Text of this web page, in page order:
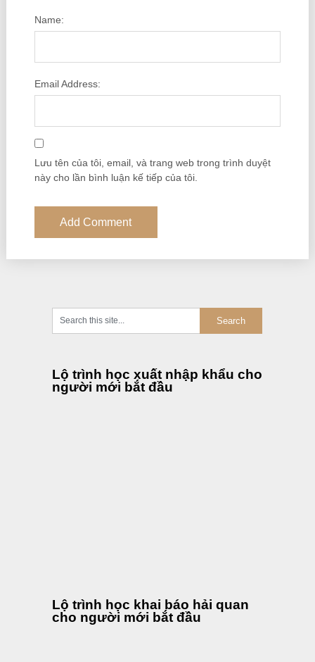
Name:
Email Address:
Lưu tên của tôi, email, và trang web trong trình duyệt
này cho lần bình luận kế tiếp của tôi.
Lộ trình học xuất nhập khẩu cho
người mới bắt đầu
Lộ trình học khai báo hải quan
cho người mới bắt đầu